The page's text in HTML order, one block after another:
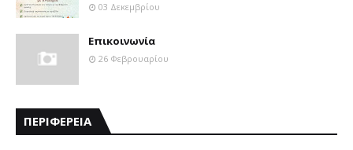
03 Δεκεμβρίου
Επικοινωνία
26 Φεβρουαρίου
ΠΕΡΙΦΕΡΕΙΑ